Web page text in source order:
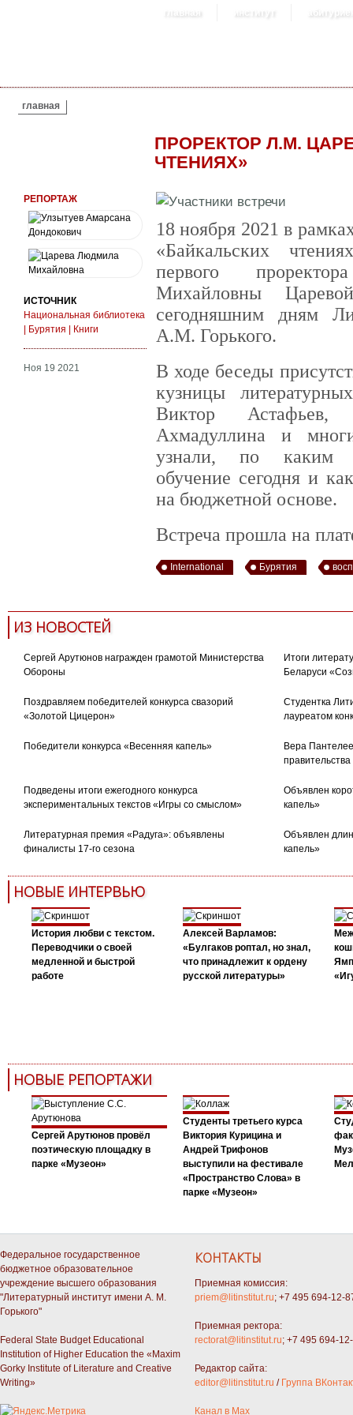
главная институт
ВЫ ЗДЕСЬ
главная
ПРОРЕКТОР Л.М.
ЧТЕНИЯХ»
РЕПОРТАЖ
ИСТОЧНИК
Национальная библиотека
| Бурятия | Книги
Ноя 19 2021
18 ноября 2021 в
«Байкальских
первого
Михайловны
сегодняшним дням
А.М. Горького.
В ходе беседы
кузницы
Виктор
Ахмадуллина и
узнали, по каким
обучение сегодня и
на бюджетной основе.
Встреча прошла на
International Бурятия
ИЗ НОВОСТЕЙ
Сергей Арутюнов награжден грамотой Министерства
Обороны
Итоги
Беларуси
Поздравляем победителей конкурса свазорий
«Золотой Цицерон»
Студентка
лауреатом
Победители конкурса «Весенняя капель»
Вера
Подведены итоги ежегодного конкурса
экспериментальных текстов «Игры со смыслом»
Объявлен
капель»
Литературная премия «Радуга»: объявлены
финалисты 17-го сезона
Объявлен
капель»
НОВЫЕ ИНТЕРВЬЮ
История любви с текстом.
Переводчики о своей
медленной и быстрой
работе
Алексей Варламов:
«Булгаков роптал, но знал,
что принадлежит к ордену
русской литературы»
НОВЫЕ РЕПОРТАЖИ
Сергей Арутюнов провёл
поэтическую площадку в
парке «Музеон»
Студенты третьего курса
Виктория Курицина и
Андрей Трифонов
выступили на фестивале
«Пространство Слова» в
парке «Музеон»
Федеральное государственное
бюджетное образовательное
учреждение высшего образования
"Литературный институт имени А. М.
Горького"
Federal State Budget Educational
Institution of Higher Education the «Maxim
Gorky Institute of Literature and Creative
Writing»
КОНТАКТЫ
Приемная комиссия:
priem@litinstitut.ru; +7 495 694-12-
Приемная ректора:
rectorat@litinstitut.ru; +7 495 694-
Редактор сайта:
editor@litinstitut.ru / Группа
Канал в Max